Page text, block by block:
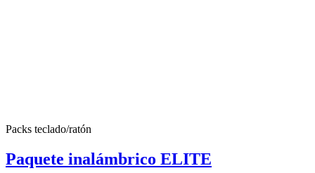
Packs teclado/ratón
Paquete inalámbrico ELITE